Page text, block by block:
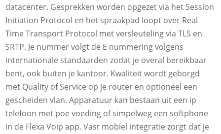
datacenter. Gesprekken worden opgezet via het Session
Initiation Protocol en het spraakpad loopt over Real
Time Transport Protocol met versleuteling via TLS en
SRTP. Je nummer volgt de E nummering volgens
internationale standaarden zodat je overal bereikbaar
bent, ook buiten je kantoor. Kwaliteit wordt geborgd
met Quality of Service op je router en optioneel een
gescheiden vlan. Apparatuur kan bestaan uit een ip
telefoon met poe voeding of simpelweg een softphone
in de Flexa Voip app. Vast mobiel integratie zorgt dat je